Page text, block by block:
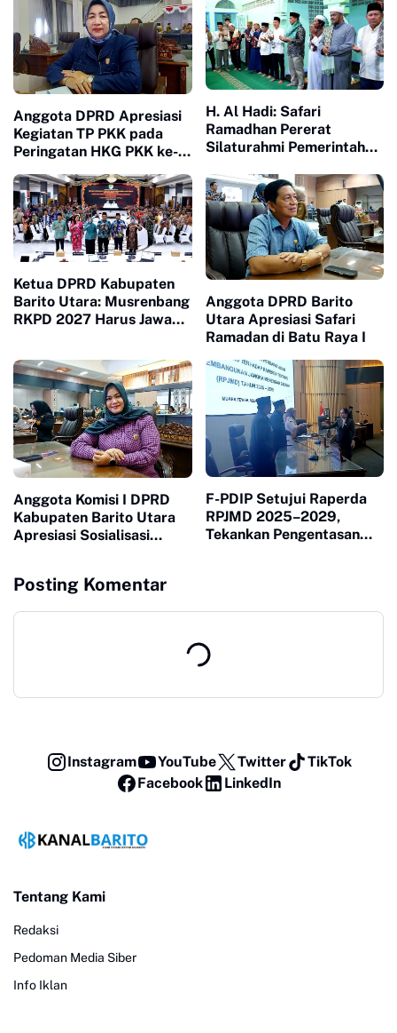
Anggota DPRD Apresiasi
Kegiatan TP PKK pada
Peringatan HKG PKK ke-
H. Al Hadi: Safari
Ramadhan Pererat
Silaturahmi Pemerintah
Kabupaten Barito Utara
Ketua DPRD Kabupaten
Barito Utara: Musrenbang
RKPD 2027 Harus Jawab
Anggota DPRD Barito
Utara Apresiasi Safari
Ramadan di Batu Raya I
Anggota Komisi I DPRD
Kabupaten Barito Utara
Apresiasi Sosialisasi
F-PDIP Setujui Raperda
RPJMD 2025–2029,
Tekankan Pengentasan
Posting Komentar
Instagram YouTube Twitter
TikTok
Facebook
LinkedIn
Tentang Kami
Redaksi
Pedoman Media Siber
Info Iklan